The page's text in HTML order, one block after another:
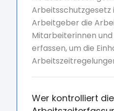
Arbeitsschutzgesetz
Arbeitgeber die
Mitarbeiterinnen
erfassen, um die
Wer kontrolliert die